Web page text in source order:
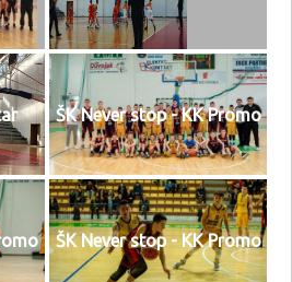
ŠK Never stop - KK Promo
ŠK Never stop - KK Promo